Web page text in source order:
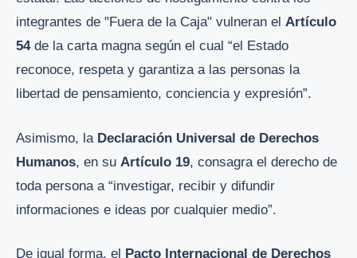
integrantes de "Fuera de la Caja" vulneran el Artículo
54de la carta magna según el cual “el Estado
reconoce, respeta y garantiza a las personas la
libertad de pensamiento, conciencia y expresión”.
Asimismo, la Declaración Universal de Derechos
Humanos, en su Artículo 19, consagra el derecho de
toda persona a “investigar, recibir y difundir
informaciones e ideas por cualquier medio”.
De igual forma, el
Pacto Internacional de Derechos